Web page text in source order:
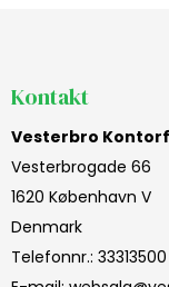
Kontakt
Vesterbro
Vesterbrogade 66
1620 København V
Denmark
Telefonnr.: 33313500